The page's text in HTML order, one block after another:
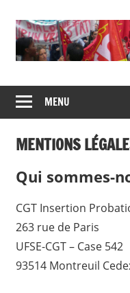
content
de
syndicats
CGT
insertion
MENU
MENTIONS
Qui sommes-
CGT Insertion
263 rue de Paris
UFSE-CGT – Case 542
93514 Montreuil